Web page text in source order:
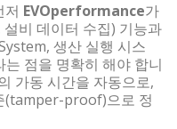
저 EVOperformance가
비 데이터 수집) 기능과
생산 실행 시스
점을 명확히 해야 합니
가동 시간을 자동으로,
(tamper-proof)으로 정